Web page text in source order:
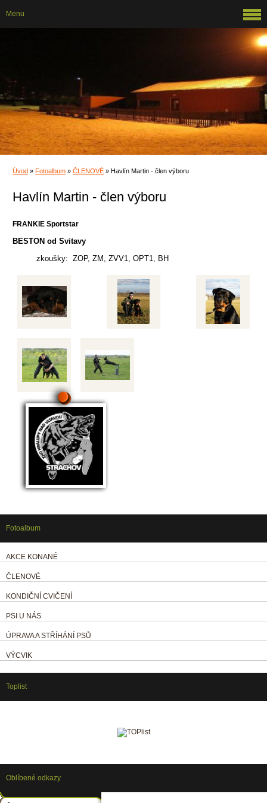
Úvod » Fotoalbum » ČLENOVÉ » Havlín Martin - člen výboru
Havlín Martin - člen výboru
FRANKIE Sportstar
BESTON od Svitavy
zkoušky: ZOP, ZM, ZVV1, OPT1, BH
Menu
Fotoalbum
AKCE KONANÉ
ČLENOVÉ
KONDIČNÍ CVIČENÍ
PSI U NÁS
ÚPRAVA A STŘÍHÁNÍ PSŮ
VÝCVIK
Toplist
Oblíbené odkazy